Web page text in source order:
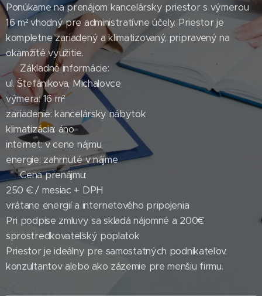
Ponúkame na prenájom kancelársky priestor s výmerou
16 m² vhodný pre administratívne účely. Priestor je
kompletne zariadený a klimatizovaný, pripravený na
okamžité využitie.
📌 Základné informácie:
ul. Štefánikova, Michalovce
výmera: 16 m²
zariadenie: kancelársky nábytok
klimatizácia: áno
internet: v cene nájmu
energie: zahrnuté v nájme
💶 Cena prenájmu:
250 € / mesiac + DPH
vrátane energií a internetového pripojenia
Pri podpise zmluvy sa skladá nájomné a 200€
sprostredkovateľský poplatok
Priestor je ideálny pre samostatných podnikateľov,
konzultantov alebo ako zázemie pre menšiu firmu.